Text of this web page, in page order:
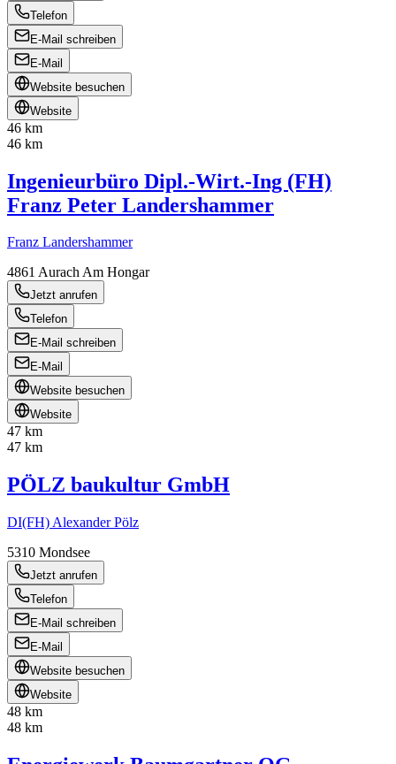
Telefon
E-Mail schreiben
E-Mail
Website besuchen
Website
46 km
46 km
Ingenieurbüro Dipl.-Wirt.-Ing (FH)
Franz Peter Landershammer
Franz Landershammer
4861 Aurach Am Hongar
Jetzt anrufen
Telefon
E-Mail schreiben
E-Mail
Website besuchen
Website
47 km
47 km
PÖLZ baukultur GmbH
DI(FH) Alexander Pölz
5310 Mondsee
Jetzt anrufen
Telefon
E-Mail schreiben
E-Mail
Website besuchen
Website
48 km
48 km